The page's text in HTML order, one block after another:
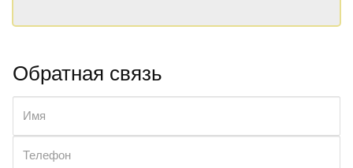
Обратная связь